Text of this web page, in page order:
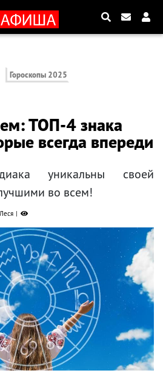
Гороскопы 2025
ТОП-4 знака
всегда впереди
уникальны своей
во всем!